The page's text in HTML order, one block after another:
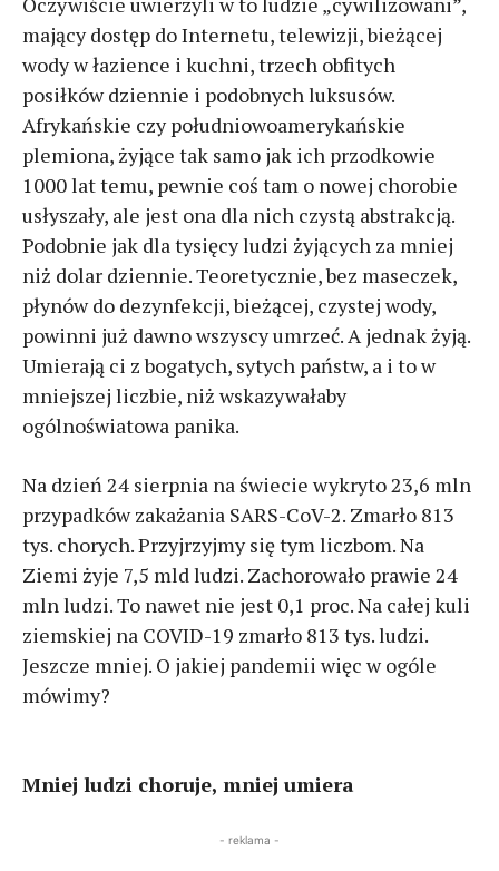
mający dostęp do Internetu, telewizji, bieżącej
wody w łazience i kuchni, trzech obfitych
posiłków dziennie i podobnych luksusów.
Afrykańskie czy południowoamerykańskie
plemiona, żyjące tak samo jak ich przodkowie
1000 lat temu, pewnie coś tam o nowej chorobie
usłyszały, ale jest ona dla nich czystą abstrakcją.
Podobnie jak dla tysięcy ludzi żyjących za mniej
niż dolar dziennie. Teoretycznie, bez maseczek,
płynów do dezynfekcji, bieżącej, czystej wody,
powinni już dawno wszyscy umrzeć. A jednak żyją.
Umierają ci z bogatych, sytych państw, a i to w
mniejszej liczbie, niż wskazywałaby
ogólnoświatowa panika.
Na dzień 24 sierpnia na świecie wykryto 23,6 mln
przypadków zakażania SARS-CoV-2. Zmarło 813
tys. chorych. Przyjrzyjmy się tym liczbom. Na
Ziemi żyje 7,5 mld ludzi. Zachorowało prawie 24
mln ludzi. To nawet nie jest 0,1 proc. Na całej kuli
ziemskiej na COVID-19 zmarło 813 tys. ludzi.
Jeszcze mniej. O jakiej pandemii więc w ogóle
mówimy?
Mniej ludzi choruje, mniej umiera
- reklama -